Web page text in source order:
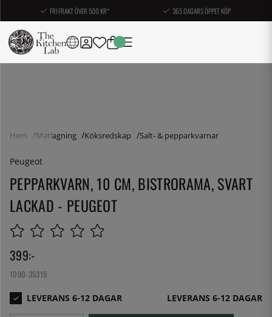
FRI FRAKT ÖVER 500 KR* 365 DAGARS ÖPPET KÖP
Hem Matlagning Köksredskap Salt- & pepparkvarnar
Peugeot
PEPPARKVARN, 10 CM, BISTRORAMA, SVART
LACKAD - PEUGEOT
399:-
1090-35319
LEVERANS 6-12 DAGAR